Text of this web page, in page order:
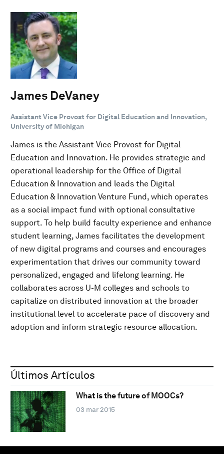
James DeVaney
Assistant Vice Provost for Digital Education and Innovation,
University of Michigan
James is the Assistant Vice Provost for Digital
Education and Innovation. He provides strategic and
operational leadership for the Office of Digital
Education & Innovation and leads the Digital
Education & Innovation Venture Fund, which operates
as a social impact fund with optional consultative
support. To help build faculty experience and enhance
student learning, James facilitates the development
of new digital programs and courses and encourages
experimentation that drives our community toward
personalized, engaged and lifelong learning. He
collaborates across U-M colleges and schools to
capitalize on distributed innovation at the broader
institutional level to accelerate pace of discovery and
adoption and inform strategic resource allocation.
Últimos Artículos
What is the future of MOOCs?
03 mar 2015